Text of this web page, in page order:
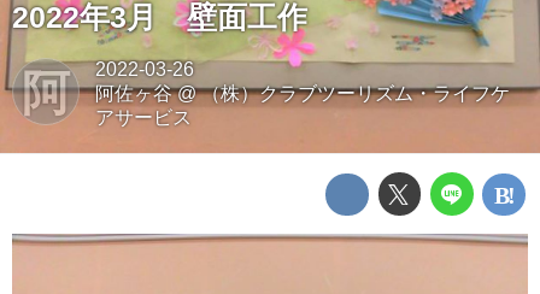
2022年3月 壁面工作
阿
2022-03-26
阿佐ヶ谷@（株）クラブツーリズム・ライフケ
アサービス